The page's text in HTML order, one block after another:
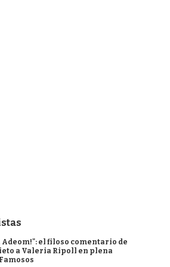
Adeom!": el filoso comentario de
a Valeria Ripoll en plena